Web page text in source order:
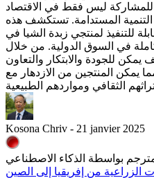
ليس فقط في الاقتصاد
المستدامة. تستكشف هذه
للتنفيذ لمنتجي زبدة الشيا في
في السوق الدولية. من خلال
للجودة والابتكار والتعاون
يمكن المنتجين من الازدهار مع
Kosona Chriv - 21 janvier 2025
بواسطة الذكاء الاصطناعي
الزراعية من إفريقيا إلى الصين